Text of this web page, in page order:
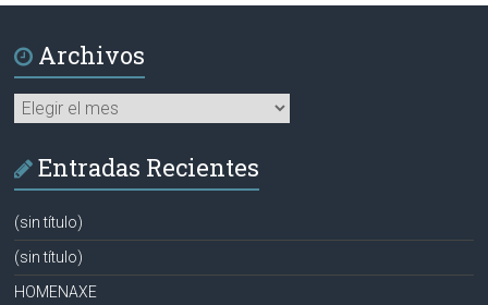
Archivos
Archivos
Entradas Recientes
(sin título)
(sin título)
HOMENAXE